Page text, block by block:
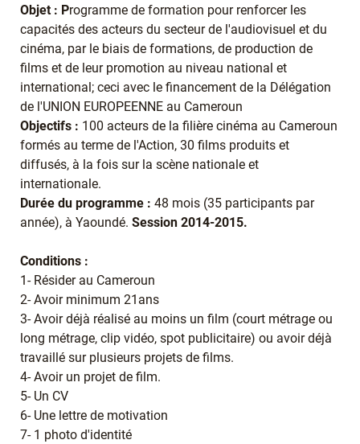
Objet : Programme de formation pour renforcer les
capacités des acteurs du secteur de l'audiovisuel et du
cinéma, par le biais de formations, de production de
films et de leur promotion au niveau national et
international; ceci avec le financement de la Délégation
de l'UNION EUROPEENNE au Cameroun
Objectifs : 100 acteurs de la filière cinéma au Cameroun
formés au terme de l'Action, 30 films produits et
diffusés, à la fois sur la scène nationale et
internationale.
Durée du programme : 48 mois (35 participants par
année), à Yaoundé. Session 2014-2015.
Conditions :
1- Résider au Cameroun
2- Avoir minimum 21ans
3- Avoir déjà réalisé au moins un film (court métrage ou
long métrage, clip vidéo, spot publicitaire) ou avoir déjà
travaillé sur plusieurs projets de films.
4- Avoir un projet de film.
5- Un CV
6- Une lettre de motivation
7- 1 photo d'identité